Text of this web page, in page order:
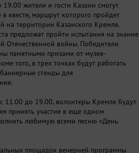
жители и гости Казани смогут
в квесте, маршрут которого пройдет
на территории Казанского Кремля.
предложат пройти испытания на знание
Отечественной войны. Победители
памятными призами от музея-
того, в трех точках будут работать
стенды для
11.00 до 19.00, волонтеры Кремля будут
принять участие в еще одном
любимую всеми песню «День
площадок вечерней программы